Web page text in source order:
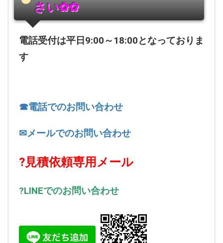
さい✿✿
電話受付は平日9:00～18:00となっておりま
す
☎電話でのお問い合わせ
✉メールでのお問い合わせ
?見積依頼専用メール
?LINEでのお問い合わせ